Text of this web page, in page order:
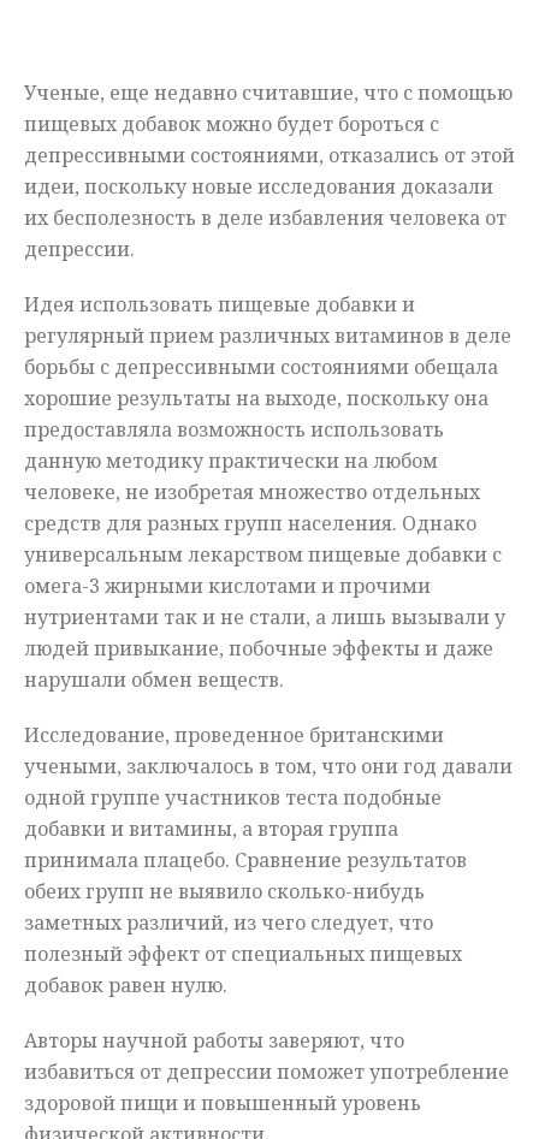
Ученые, еще недавно считавшие, что с помощью
пищевых добавок можно будет бороться с
депрессивными состояниями, отказались от этой
идеи, поскольку новые исследования доказали
их бесполезность в деле избавления человека от
депрессии.
Идея использовать пищевые добавки и
регулярный прием различных витаминов в деле
борьбы с депрессивными состояниями обещала
хорошие результаты на выходе, поскольку она
предоставляла возможность использовать
данную методику практически на любом
человеке, не изобретая множество отдельных
средств для разных групп населения. Однако
универсальным лекарством пищевые добавки с
омега-3 жирными кислотами и прочими
нутриентами так и не стали, а лишь вызывали у
людей привыкание, побочные эффекты и даже
нарушали обмен веществ.
Исследование, проведенное британскими
учеными, заключалось в том, что они год давали
одной группе участников теста подобные
добавки и витамины, а вторая группа
принимала плацебо. Сравнение результатов
обеих групп не выявило сколько-нибудь
заметных различий, из чего следует, что
полезный эффект от специальных пищевых
добавок равен нулю.
Авторы научной работы заверяют, что
избавиться от депрессии поможет употребление
здоровой пищи и повышенный уровень